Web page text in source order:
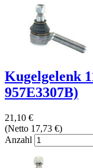
Kugelgelenk
957E3307B)
21,10 €
(Netto 17,73 €)
Anzahl